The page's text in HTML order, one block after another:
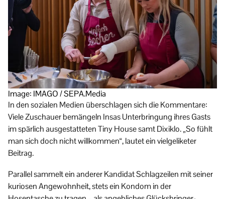
Image: IMAGO / SEPA.Media
In den sozialen Medien überschlagen sich die Kommentare:
Viele Zuschauer bemängeln Insas Unterbringung ihres Gasts
im spärlich ausgestatteten Tiny House samt Dixiklo. „So fühlt
man sich doch nicht willkommen“, lautet ein vielgeliketer
Beitrag.
Parallel sammelt ein anderer Kandidat Schlagzeilen mit seiner
kuriosen Angewohnheit, stets ein Kondom in der